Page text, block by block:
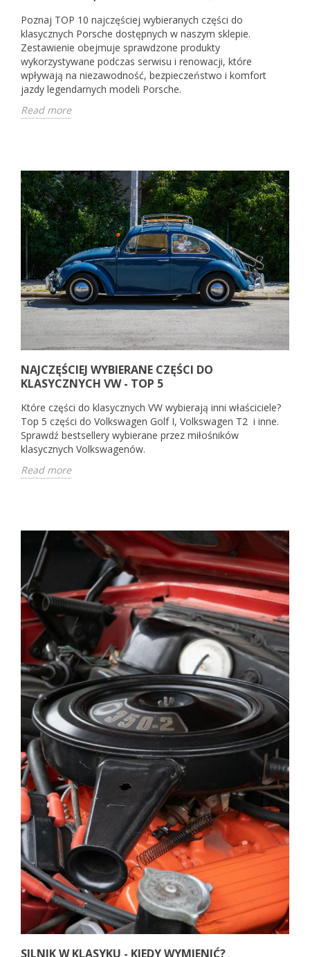
Poznaj TOP 10 najczęściej wybieranych części do
klasycznych Porsche dostępnych w naszym sklepie.
Zestawienie obejmuje sprawdzone produkty
wykorzystywane podczas serwisu i renowacji, które
wpływają na niezawodność, bezpieczeństwo i komfort
jazdy legendarnych modeli Porsche.
Read more
NAJCZĘŚCIEJ WYBIERANE CZĘŚCI DO
KLASYCZNYCH VW - TOP 5
Które części do klasycznych VW wybierają inni właściciele?
Top 5 części do Volkswagen Golf I, Volkswagen T2 i inne.
Sprawdź bestsellery wybierane przez miłośników
klasycznych Volkswagenów.
Read more
SILNIK W KLASYKU - KIEDY WYMIENIĆ?